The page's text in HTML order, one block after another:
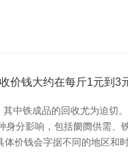
价钱大约在每斤1元到3
中铁成品的回收尤为迫切
分影响，包括阛阓供需
价钱会字据不同的地区